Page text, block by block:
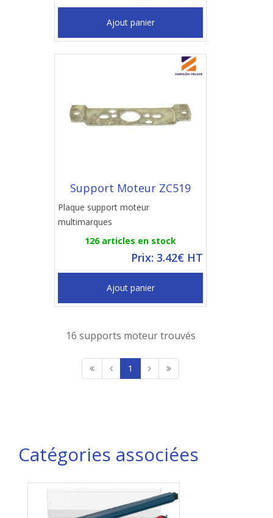
Ajout panier
Support Moteur ZC519
Plaque support moteur
multimarques
126 articles en stock
Prix: 3.42€ HT
Ajout panier
16 supports moteur trouvés
1
Catégories associées